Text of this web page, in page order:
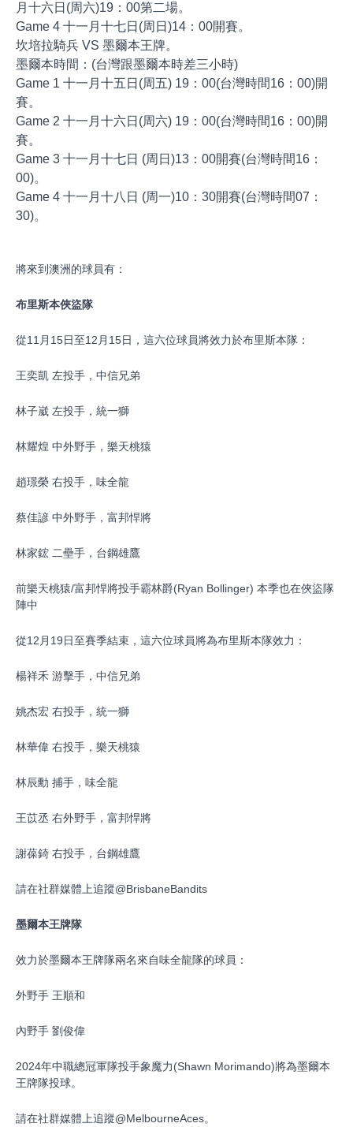
月十六日(周六)19：00第二場。
Game 4 十一月十七日(周日)14：00開賽。
坎培拉騎兵 VS 墨爾本王牌。
墨爾本時間：(台灣跟墨爾本時差三小時)
Game 1 十一月十五日(周五) 19：00(台灣時間16：00)開
賽。
Game 2 十一月十六日(周六) 19：00(台灣時間16：00)開
賽。
Game 3 十一月十七日 (周日)13：00開賽(台灣時間16：
00)。
Game 4 十一月十八日 (周一)10：30開賽(台灣時間07：
30)。
將來到澳洲的球員有：
布里斯本俠盜隊
從11月15日至12月15日，這六位球員將效力於布里斯本隊：
王奕凱 左投手，中信兄弟
林子崴 左投手，統一獅
林耀煌 中外野手，樂天桃猿
趙璟榮 右投手，味全龍
蔡佳諺 中外野手，富邦悍將
林家鋐 二壘手，台鋼雄鷹
前樂天桃猿/富邦悍將投手霸林爵(Ryan Bollinger) 本季也在俠盜隊
陣中
從12月19日至賽季結束，這六位球員將為布里斯本隊效力：
楊祥禾 游擊手，中信兄弟
姚杰宏 右投手，統一獅
林華偉 右投手，樂天桃猿
林辰勳 捕手，味全龍
王苡丞 右外野手，富邦悍將
謝葆錡 右投手，台鋼雄鷹
請在社群媒體上追蹤@BrisbaneBandits
墨爾本王牌隊
效力於墨爾本王牌隊兩名來自味全龍隊的球員：
外野手 王順和
內野手 劉俊偉
2024年中職總冠軍隊投手象魔力(Shawn Morimando)將為墨爾本
王牌隊投球。
請在社群媒體上追蹤@MelbourneAces。